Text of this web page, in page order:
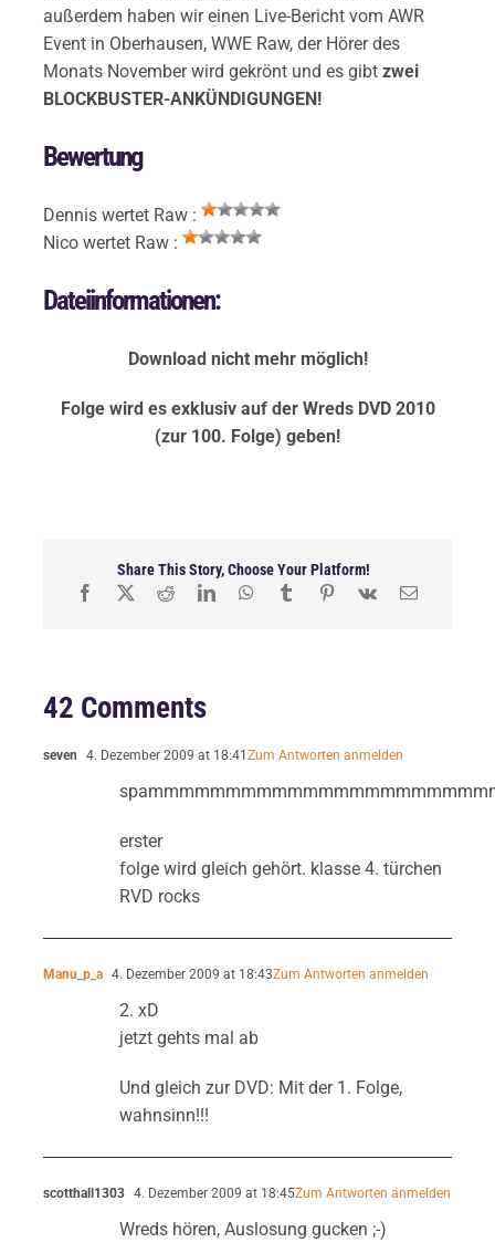
außerdem haben wir einen Live-Bericht vom AWR
Event in Oberhausen, WWE Raw, der Hörer des
Monats November wird gekrönt und es gibt zwei
BLOCKBUSTER-ANKÜNDIGUNGEN!
Bewertung
Dennis wertet Raw :
Nico wertet Raw :
Dateiinformationen:
Download nicht mehr möglich!
Folge wird es exklusiv auf der Wreds DVD 2010
(zur 100. Folge) geben!
Share This Story, Choose Your Platform!
42 Comments
seven 4. Dezember 2009 at 18:41Zum Antworten anmelden
erster
folge wird gleich gehört. klasse 4. türchen
RVD rocks
Manu_p_a 4. Dezember 2009 at 18:43Zum Antworten anmelden
2. xD
jetzt gehts mal ab
Und gleich zur DVD: Mit der 1. Folge,
wahnsinn!!!
scotthall1303 4. Dezember 2009 at 18:45Zum Antworten anmelden
Wreds hören, Auslosung gucken ;-)